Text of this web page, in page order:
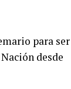
para ser
desde